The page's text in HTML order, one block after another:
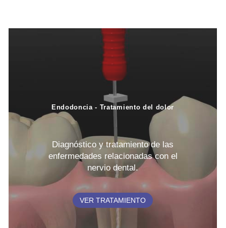
Endodoncia - Tratamiento del dolor
Diagnóstico y tratamiento de las
enfermedades relacionadas con el
nervio dental.
VER TRATAMIENTO